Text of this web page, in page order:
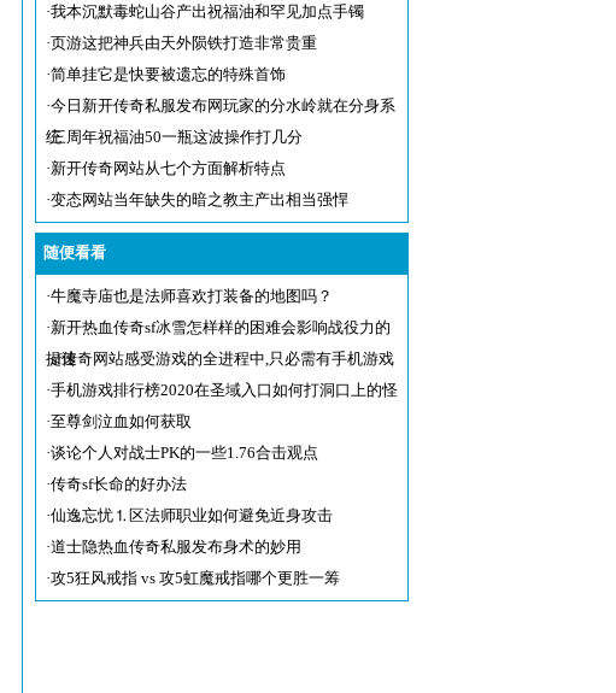
·我本沉默毒蛇山谷产出祝福油和罕见加点手镯
·页游这把神兵由天外陨铁打造非常贵重
·简单挂它是快要被遗忘的特殊首饰
·今日新开传奇私服发布网玩家的分水岭就在分身系
统
·三周年祝福油50一瓶这波操作打几分
·新开传奇网站从七个方面解析特点
·变态网站当年缺失的暗之教主产出相当强悍
随便看看
·牛魔寺庙也是法师喜欢打装备的地图吗？
·新开热血传奇sf冰雪怎样样的困难会影响战役力的
提速
·sf传奇网站感受游戏的全进程中,只必需有手机游戏
·手机游戏排行榜2020在圣域入口如何打洞口上的怪
·至尊剑泣血如何获取
·谈论个人对战士PK的一些1.76合击观点
·传奇sf长命的好办法
·仙逸忘忧⒈区法师职业如何避免近身攻击
·道士隐热血传奇私服发布身术的妙用
·攻5狂风戒指 vs 攻5虹魔戒指哪个更胜一筹